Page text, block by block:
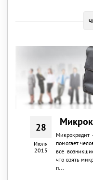
28
Июля
2015
Микрокредит
помогает
все
что взять
п...